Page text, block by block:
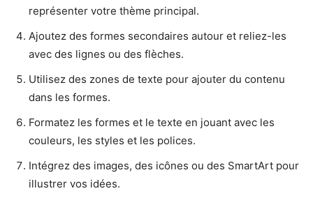
représenter votre thème principal.
Ajoutez des formes secondaires autour et reliez-les
avec des lignes ou des flèches.
Utilisez des zones de texte pour ajouter du contenu
dans les formes.
Formatez les formes et le texte en jouant avec les
couleurs, les styles et les polices.
Intégrez des images, des icônes ou des SmartArt pour
illustrer vos idées.